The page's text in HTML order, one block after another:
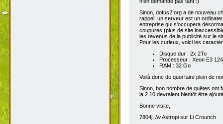
n'en demande pas tant :)
Sinon, dofus2.org a de nouveau
rappel, un serveur est un
entreprise qui s'occupera
coupures (plus de site
les revenus de la publicité sur le
Pour les curieux, voici les
Disque dur : 2x 2To
Processeur : Xeon E3
RAM : 32 Go
Voilà donc de quoi faire plein de
Sinon, bon nombre de quêtes ont
la 2.10 devraient bientôt être
Bonne visite,
7804j, /w Astropi sur Li Crounch